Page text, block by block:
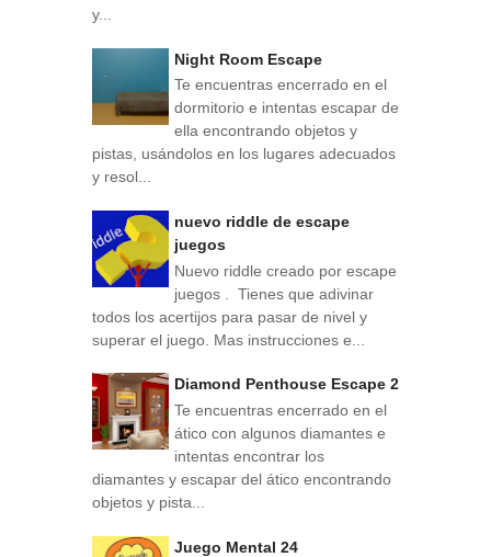
y...
Night Room Escape
Te encuentras encerrado en el
dormitorio e intentas escapar de
ella encontrando objetos y
pistas, usándolos en los lugares adecuados
y resol...
nuevo riddle de escape
juegos
Nuevo riddle creado por escape
juegos . Tienes que adivinar
todos los acertijos para pasar de nivel y
superar el juego. Mas instrucciones e...
Diamond Penthouse Escape 2
Te encuentras encerrado en el
ático con algunos diamantes e
intentas encontrar los
diamantes y escapar del ático encontrando
objetos y pista...
Juego Mental 24